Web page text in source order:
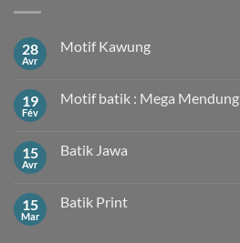
28
Avr
Motif Kawung
Motif
19
Fév
Motif batik : Mega Mendung
Motif
Mendung
15
Avr
Batik Jawa
Batik
15
Mar
Batik Print